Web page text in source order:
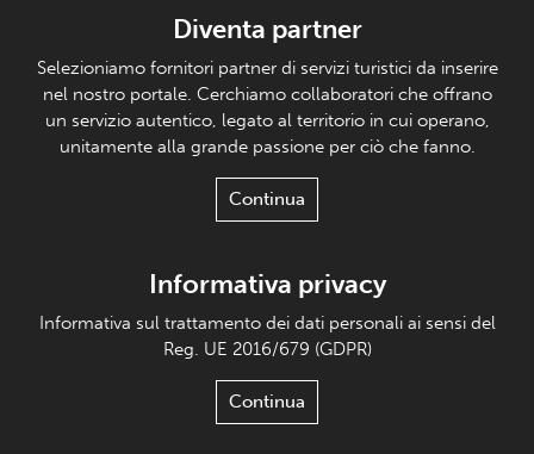
Diventa partner
Selezioniamo fornitori partner di servizi turistici da inserire
nel nostro portale. Cerchiamo collaboratori che offrano
un servizio autentico, legato al territorio in cui operano,
unitamente alla grande passione per ciò che fanno.
Continua
Informativa privacy
Informativa sul trattamento dei dati personali ai sensi del
Reg. UE 2016/679 (GDPR)
Continua